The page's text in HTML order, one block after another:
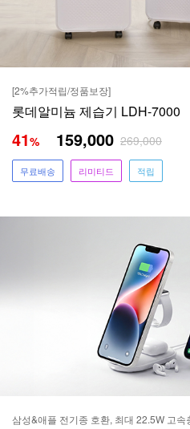
[2%추가적립/정품보장]
롯데알미늄 제습기 LDH-7000
41% 159,000 269,000
무료배송 리미티드 적립
삼성&애플 전기종 호환, 최대 22.5W 고속